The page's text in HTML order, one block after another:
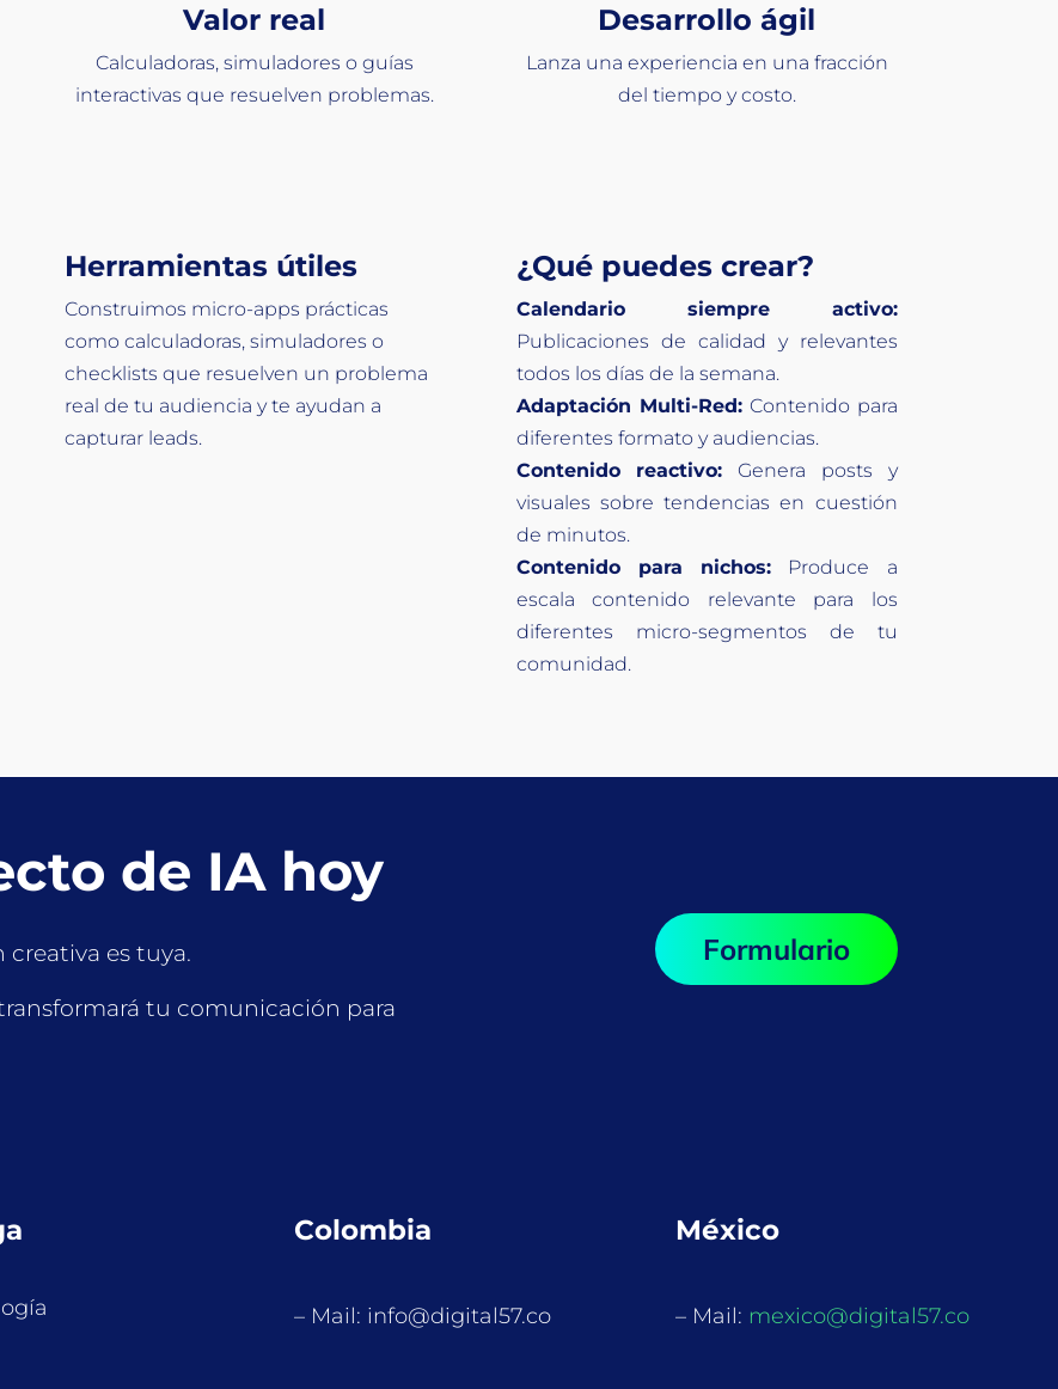
Valor real
Calculadoras, simuladores o guías
interactivas que resuelven problemas.
Desarrollo ágil
Lanza una experiencia en una fracción
del tiempo y costo.
Herramientas útiles
Construimos micro-apps prácticas
como calculadoras, simuladores o
checklists que resuelven un problema
real de tu audiencia y te ayudan a
capturar leads.
¿Qué puedes crear?
Calendario siempre activo:
Publicaciones de calidad y relevantes
todos los días de la semana.
Adaptación Multi-Red:Contenido para
diferentes formato y audiencias.
Contenido reactivo: Genera posts y
visuales sobre tendencias en cuestión
de minutos.
Contenido para nichos: Produce a
escala contenido relevante para los
diferentes micro-segmentos de tu
comunidad.
de IA hoy
creativa es tuya.
tu comunicación para
Formulario
Colombia
– Mail: info@digital57.co
México
– Mail: mexico@digital57.co